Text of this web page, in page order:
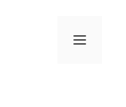
Menu